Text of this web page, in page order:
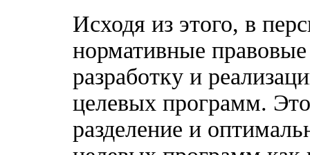
Исходя из этого, в
нормативные
разработку и
целевых программ.
разделение и